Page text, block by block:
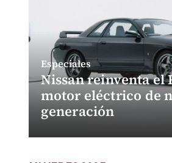
Nissan reinventa el
motor eléctrico de
generación
Especiales